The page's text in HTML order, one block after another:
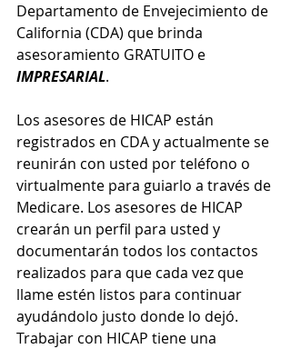
Departamento de Envejecimiento de
California (CDA) que brinda
asesoramiento GRATUITO e
IMPRESARIAL.
Los asesores de HICAP están
registrados en CDA y actualmente se
reunirán con usted por teléfono o
virtualmente para guiarlo a través de
Medicare. Los asesores de HICAP
crearán un perfil para usted y
documentarán todos los contactos
realizados para que cada vez que
llame estén listos para continuar
ayudándolo justo donde lo dejó.
Trabajar con HICAP tiene una